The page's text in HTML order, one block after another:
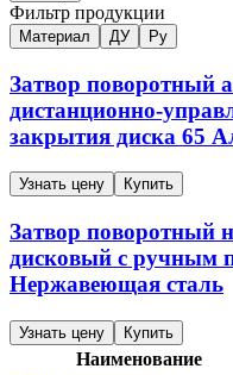
Фильтр продукции
Материал ДУ Ру
Затвор поворотный
дистанционно-
закрытия диска 65
Узнать цену Купить
Затвор поворотный
дисковый с ручным
Нержавеющая сталь
Узнать цену Купить
Наименование